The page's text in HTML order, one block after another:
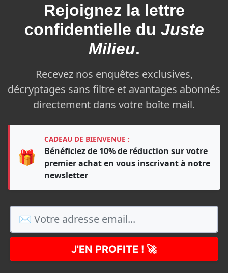
Rejoignez la lettre
confidentielle du Juste
Milieu.
Recevez nos enquêtes exclusives,
décryptages sans filtre et avantages abonnés
directement dans votre boîte mail.
🎁
CADEAU DE BIENVENUE :
Bénéficiez de 10% de réduction sur votre
premier achat en vous inscrivant à notre
newsletter
J'EN PROFITE ! 🚀